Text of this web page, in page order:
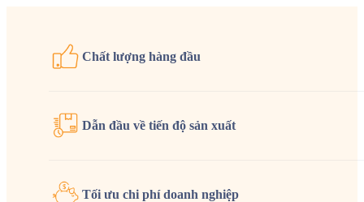
Chất lượng hàng đầu
Dẫn đầu về tiến độ sản xuất
Tối ưu chi phí doanh nghiệp